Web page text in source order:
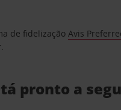
de fidelizaçãoAvis
pronto a